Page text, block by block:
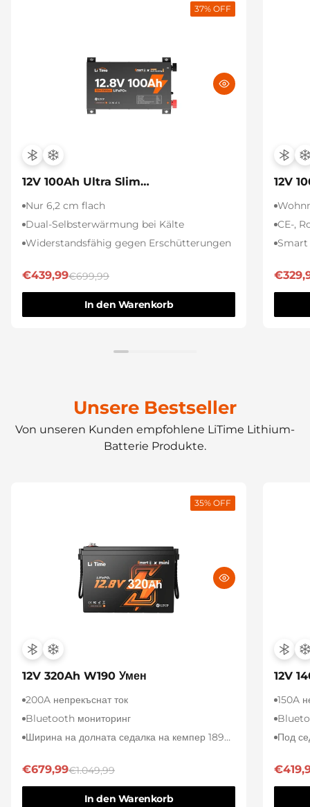
37% OFF
12V 100Ah Ultra Slim
Selbsterwärmung
Nur 6,2 cm flach
Dual-Selbsterwärmung bei Kälte
Widerstandsfähig gegen Erschütterungen
€439,99€699,99
In den Warenkorb
12V
CE-,
Unsere Bestseller
Von unseren Kunden empfohlene LiTime Lithium-
Batterie Produkte.
35% OFF
12V 320Ah W190 Умен
200A непрекъснат ток
Bluetooth мониторинг
Ширина на долната седалка на кемпер 189
€679,99€1.049,99
In den Warenkorb
12V
150A
Под